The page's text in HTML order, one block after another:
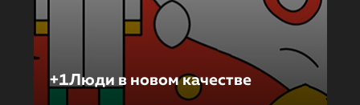
+1Люди в новом качестве